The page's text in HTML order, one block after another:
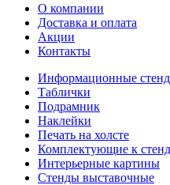
О компании
Доставка и оплата
Акции
Контакты
Информационные
Таблички
Подрамник
Наклейки
Печать на холсте
Комплектующие к
Интерьерные картины
Стенды выставочные